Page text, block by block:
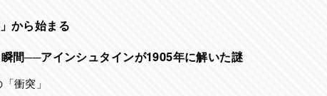
から始まる
間──アインシュタインが1905年に解いた謎
衝突」